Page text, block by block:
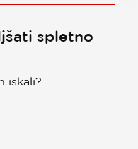
spletno
iskali?